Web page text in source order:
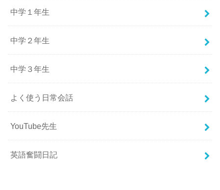
中学１年生
中学２年生
中学３年生
よく使う日常会話
YouTube先生
英語奮闘日記